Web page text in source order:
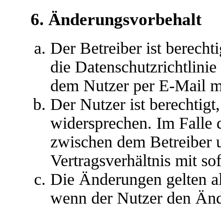
6. Änderungsvorbehalt
Der Betreiber ist
die
dem Nutzer per E-Mail
Der Nutzer ist
widersprechen. Im Falle
zwischen dem Betreiber
Vertragsverhältnis mit
Die Änderungen gelten
wenn der Nutzer den